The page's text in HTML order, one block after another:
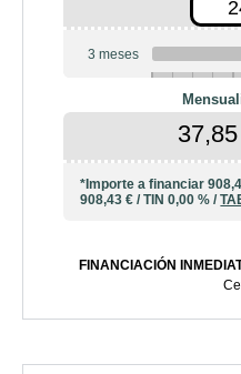
3 meses
*Importe a financiar
908,43 € /TIN0,00 % /
FINANCIACIÓN